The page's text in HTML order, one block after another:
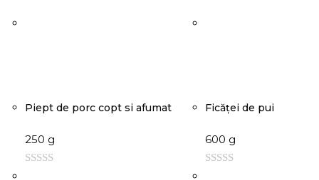
Piept de porc copt si afumat
250 g
Ficăței de pui
600 g